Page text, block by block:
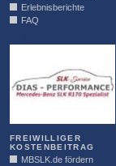
Erlebnisberichte
FAQ
FREIWILLIGER
KOSTENBEITRAG
MBSLK.de fördern